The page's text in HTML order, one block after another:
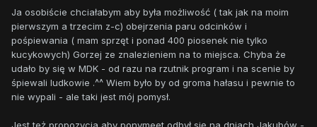
Ja osobiście chciałabym aby była możliwość ( tak jak na moim
pierwszym a trzecim z-c) obejrzenia paru odcinków i
pośpiewania ( mam sprzęt i ponad 400 piosenek nie tylko
kucykowych) Gorzej ze znalezieniem na to miejsca. Chyba że
udało by się w MDK - od razu na rzutnik program i na scenie by
śpiewali ludkowie .^^ Wiem było by od groma hałasu i pewnie to
nie wypali - ale taki jest mój pomysł.